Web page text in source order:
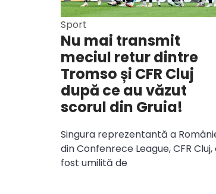
Sport
Nu mai transmit
meciul retur dintre
Tromso și CFR Cluj
după ce au văzut
scorul din Gruia!
Singura reprezentantă a
din Confenrece League, CFR Cluj,
fost umilită de